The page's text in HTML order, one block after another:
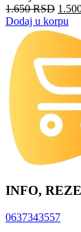
1.650RSD
Dodaj u korpu
INFO,
0637343557